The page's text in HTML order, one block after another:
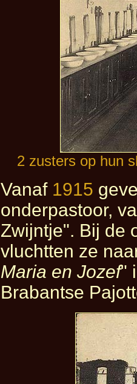
2 zusters op hun
Vanaf 1915
onderpastoor,
Zwijntje". Bij de
vluchtten ze
Maria en Jozef"
Brabantse